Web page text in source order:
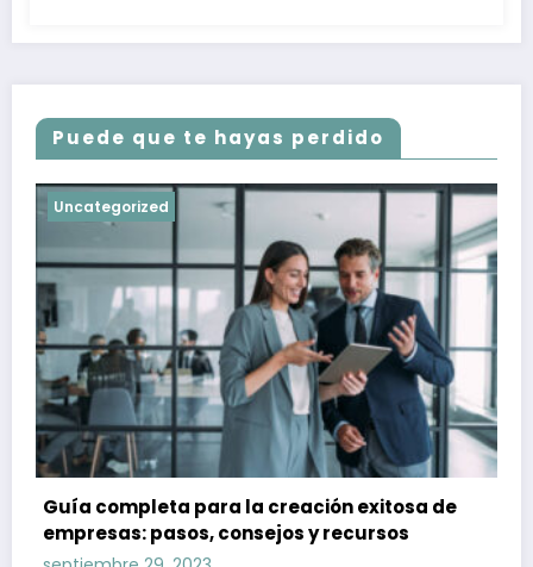
Puede que te hayas perdido
Uncategorized
Guía completa para la creación exitosa de
empresas: pasos, consejos y recursos